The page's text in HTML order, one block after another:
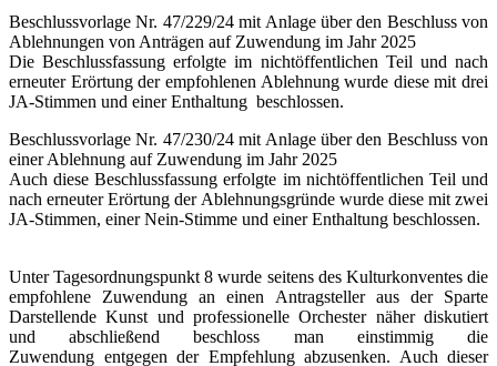
Beschlussvorlage Nr. 47/229/24 mit Anlage über den Beschluss von
Ablehnungen von Anträgen auf Zuwendung im Jahr 2025
Die Beschlussfassung erfolgte im nichtöffentlichen Teil und nach
erneuter Erörtung der empfohlenen Ablehnung wurde diese mit drei
JA-Stimmen und einer Enthaltung beschlossen.
Beschlussvorlage Nr. 47/230/24 mit Anlage über den Beschluss von
einer Ablehnung auf Zuwendung im Jahr 2025
Auch diese Beschlussfassung erfolgte im nichtöffentlichen Teil und
nach erneuter Erörtung der Ablehnungsgründe wurde diese mit zwei
JA-Stimmen, einer Nein-Stimme und einer Enthaltung beschlossen.
Unter Tagesordnungspunkt 8 wurde seitens des Kulturkonventes die
empfohlene Zuwendung an einen Antragsteller aus der Sparte
Darstellende Kunst und professionelle Orchester näher diskutiert
und abschließend beschloss man einstimmig die
Zuwendung entgegen der Empfehlung abzusenken. Auch dieser